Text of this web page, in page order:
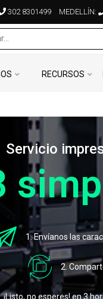
302 8301499 MEDELLÍN:
RECURSOS
Servicio
1. Envíanos las
2.
¡Listo, no esperes! en 3